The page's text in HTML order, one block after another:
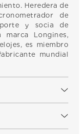
Heredera de
de
y socia de
marca Longines,
es miembro
mundial